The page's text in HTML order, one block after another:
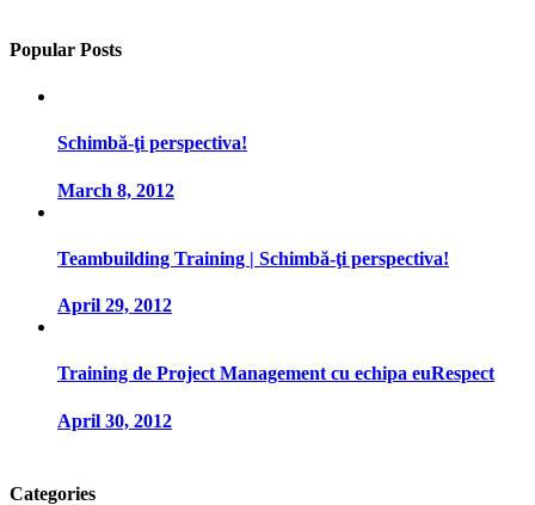
Popular Posts
Schimbă-ţi perspectiva!
March 8, 2012
Teambuilding Training | Schimbă-ţi perspectiva!
April 29, 2012
Training de Project Management cu echipa euRespect
April 30, 2012
Categories